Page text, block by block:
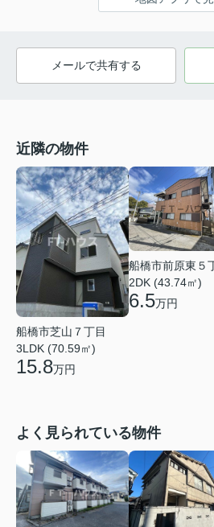
メールで共有する
近隣の物件
船橋市芝山７丁目
3LDK (70.59㎡)
15.8万円
船橋市前原東５
2DK (43.74㎡)
6.5万円
よく見られている物件